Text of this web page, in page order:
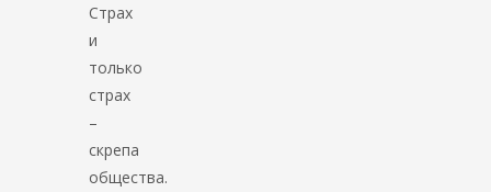
Страх
и
только
страх
–
скрепа
общества.